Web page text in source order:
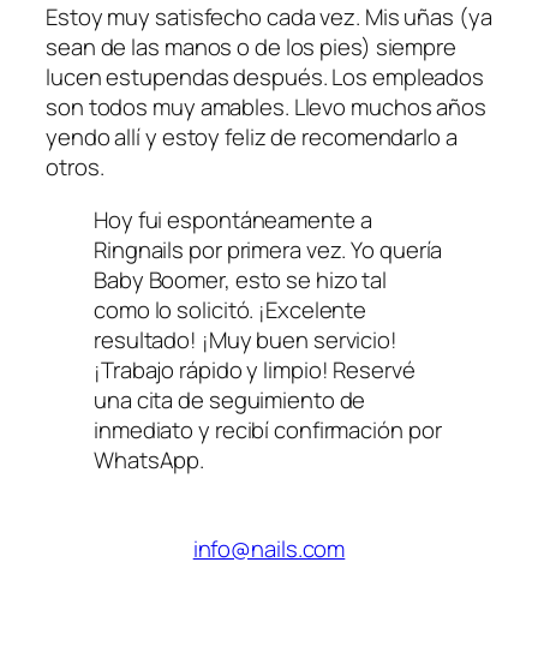
Estoy muy satisfecho cada vez. Mis uñas (ya
sean de las manos o de los pies) siempre
lucen estupendas después. Los empleados
son todos muy amables. Llevo muchos años
yendo allí y estoy feliz de recomendarlo a
otros.
Hoy fui espontáneamente a
Ringnails por primera vez. Yo quería
Baby Boomer, esto se hizo tal
como lo solicitó. ¡Excelente
resultado! ¡Muy buen servicio!
¡Trabajo rápido y limpio! Reservé
una cita de seguimiento de
inmediato y recibí confirmación por
WhatsApp.
info@nails.com